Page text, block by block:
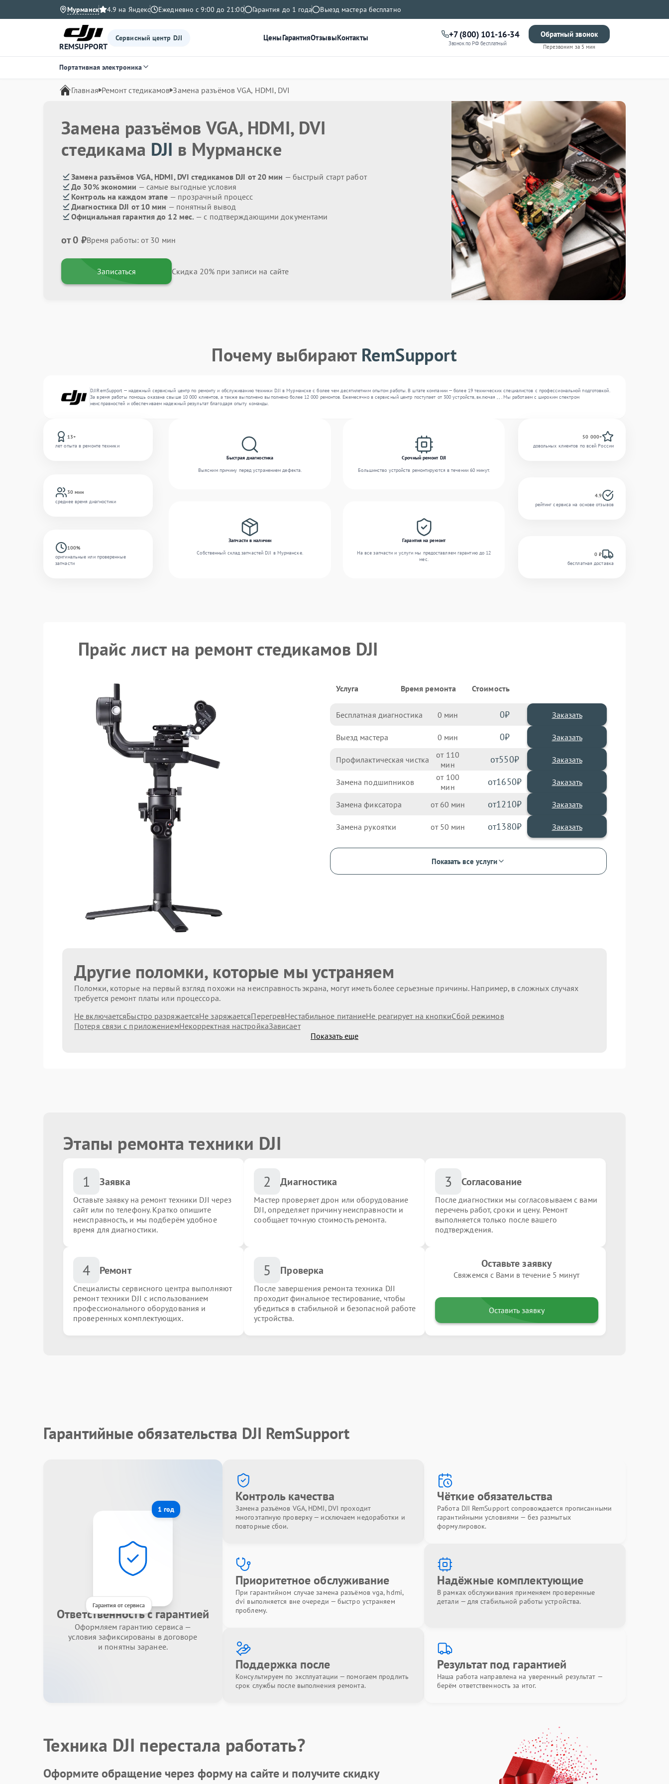
Мурманск 4.9 на Яндекс Ежедневно с 9:00 до 21:00 Гарантия до 1 года Выезд мастера бесплатно
REMSUPPORT
Сервисный центр DJI ЦеныГарантияОтзывыКонтакты +7 (800) 101-16-34
Звонок по РФ бесплатный
Обратный звонок
Перезвоним за 5 мин
Портативная электроника
Главная Ремонт стедикамов Замена разъёмов VGA, HDMI, DVI
Замена разъёмов VGA, HDMI, DVI
стедикама DJI в Мурманске
Замена разъёмов VGA, HDMI, DVI стедикамов DJI от 20 мин — быстрый старт работ
До 30% экономии — самые выгодные условия
Контроль на каждом этапе — прозрачный процесс
Диагностика DJI от 10 мин — понятный вывод
Официальная гарантия до 12 мес. — с подтверждающими документами
от 0 ₽Время работы: от 30 мин
Записаться Скидка 20% при записи на сайте
Почему выбирают RemSupport
DJIRemSupport — надежный сервисный центр по ремонту и обслуживанию техники DJI в Мурманске с более чем десятилетним опытом работы. В штате компании — более 19 технических специалистов с профессиональной подготовкой.
За время работы помощь оказана свыше 10 000 клиентов, а также выполнено выполнено более 12 000 ремонтов. Ежемесячно в сервисный центр поступает от 300 устройств, включая , , . Мы работаем с широким спектром
неисправностей и обеспечиваем надежный результат благодаря опыту команды.
13+
лет опыта в ремонте техники
30 мин
среднее время диагностики
100%
оригинальные или проверенные
запчасти
Быстрая диагностика
Выясним причину перед устранением дефекта.
Срочный ремонт DJI
Большинство устройств ремонтируются в течении 60 минут.
Запчасти в наличии
Собственный склад запчастей DJI в Мурманске.
Гарантия на ремонт
На все запчасти и услуги мы предоставляем гарантию до 12
мес.
50 000+
довольных клиентов по всей России
4.9
рейтинг сервиса на основе отзывов
0 ₽
бесплатная доставка
Прайс лист на ремонт стедикамов DJI
Услуга Время ремонта Стоимость
Бесплатная диагностика 0 0 Заказать
Выезд мастера 0 0 Заказать
Профилактическая чистка 110 550
Замена подшипников 100 1650
Замена фиксатора 60 1210
Замена рукоятки 50 1380
Показать все услуги
Другие поломки, которые мы устраняем
Поломки, которые на первый взгляд похожи на неисправность экрана, могут иметь более серьезные причины. Например, в сложных случаях
требуется ремонт платы или процессора.
Не включаетсяБыстро разряжаетсяНе заряжаетсяПерегревНестабильное питаниеНе реагирует на кнопкиСбой режимов
Потеря связи с приложениемНекорректная настройкаЗависает
Показать еще
Этапы ремонта техники DJI
1 Заявка
Оставьте заявку на ремонт техники DJI через
сайт или по телефону. Кратко опишите
неисправность, и мы подберём удобное
время для диагностики.
2 Диагностика
Мастер проверяет дрон или оборудование
DJI, определяет причину неисправности и
сообщает точную стоимость ремонта.
3 Согласование
После диагностики мы согласовываем с вами
перечень работ, сроки и цену. Ремонт
выполняется только после вашего
подтверждения.
4 Ремонт
Специалисты сервисного центра выполняют
ремонт техники DJI с использованием
профессионального оборудования и
проверенных комплектующих.
5 Проверка
После завершения ремонта техника DJI
проходит финальное тестирование, чтобы
убедиться в стабильной и безопасной работе
устройства.
Оставьте заявку
Свяжемся с Вами в течение 5 минут
Оставить заявку
Гарантийные обязательства DJI RemSupport
1 год
Гарантия от сервиса
Ответственность с гарантией
Оформляем гарантию сервиса —
условия зафиксированы в договоре
и понятны заранее.
Контроль качества
Замена разъёмов VGA, HDMI, DVI проходит
многоэтапную проверку — исключаем недоработки и
повторные сбои.
Чёткие обязательства
Работа DJI RemSupport сопровождается прописанными
гарантийными условиями — без размытых
формулировок.
Приоритетное обслуживание
При гарантийном случае замена разъёмов vga, hdmi,
dvi выполняется вне очереди — быстро устраняем
проблему.
Надёжные комплектующие
В рамках обслуживания применяем проверенные
детали — для стабильной работы устройства.
Поддержка после
Консультируем по эксплуатации — помогаем продлить
срок службы после выполнения ремонта.
Результат под гарантией
Наша работа направлена на уверенный результат —
берём ответственность за итог.
Техника DJI перестала работать?
Оформите обращение через форму на сайте и получитескидку